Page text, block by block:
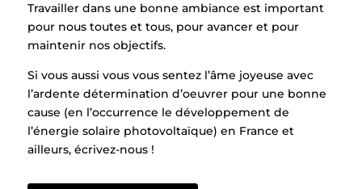
Travailler dans une bonne ambiance est important
pour nous toutes et tous, pour avancer et pour
maintenir nos objectifs.
Si vous aussi vous vous sentez l’âme joyeuse avec
l’ardente détermination d’oeuvrer pour une bonne
cause (en l’occurrence le développement de
l’énergie solaire photovoltaïque) en France et
ailleurs, écrivez-nous !